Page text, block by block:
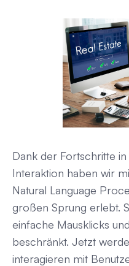
Dank der Fortschritte
Interaktion haben wir
Natural Language
großen Sprung erlebt.
einfache Mausklicks
beschränkt. Jetzt
interagieren mit